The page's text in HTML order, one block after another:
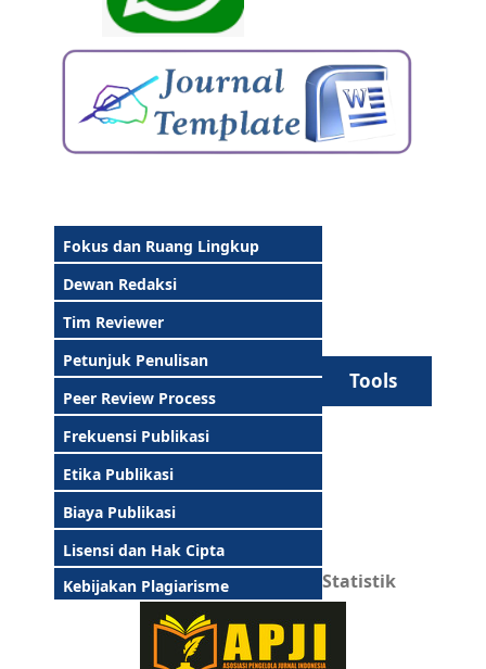
Fokus dan Ruang Lingkup
Dewan Redaksi
Tim Reviewer
Petunjuk Penulisan
Peer Review Process
Frekuensi Publikasi
Etika Publikasi
Biaya Publikasi
Lisensi dan Hak Cipta
Kebijakan Plagiarisme
Tools
Statistik